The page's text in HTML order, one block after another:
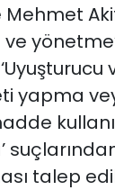
Akif
yönetme’,
yapma
talep